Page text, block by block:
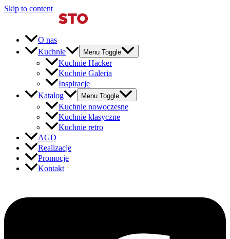
Skip to content
O nas
Kuchnie
Menu Toggle
Kuchnie Hacker
Kuchnie Galeria
Inspiracje
Katalog
Menu Toggle
Kuchnie nowoczesne
Kuchnie klasyczne
Kuchnie retro
AGD
Realizacje
Promocje
Kontakt